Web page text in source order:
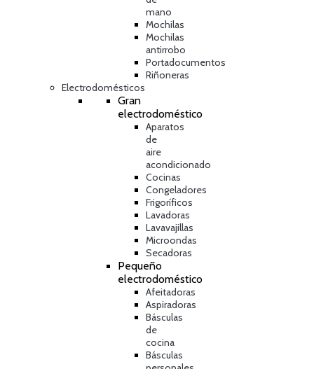
mano
Mochilas
Mochilas
antirrobo
Portadocumentos
Riñoneras
Electrodomésticos
Gran
electrodoméstico
Aparatos
de
aire
acondicionado
Cocinas
Congeladores
Frigoríficos
Lavadoras
Lavavajillas
Microondas
Secadoras
Pequeño
electrodoméstico
Afeitadoras
Aspiradoras
Básculas
de
cocina
Básculas